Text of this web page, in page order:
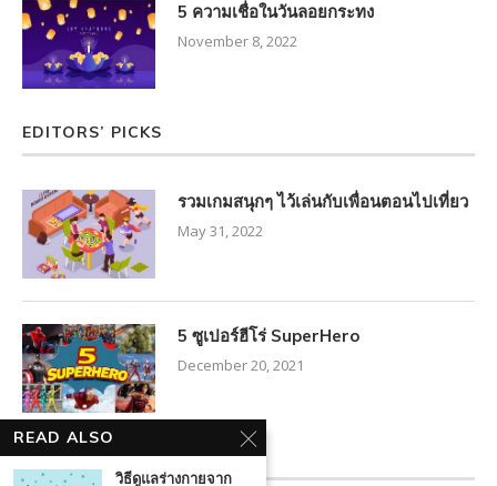
5 ความเชื่อในวันลอยกระทง
November 8, 2022
EDITORS’ PICKS
รวมเกมสนุกๆ ไว้เล่นกับเพื่อนตอนไปเที่ยว
May 31, 2022
5 ซูเปอร์ฮีโร่ SuperHero
December 20, 2021
FACEBOOK FEED
READ ALSO
วิธีดูแลร่างกายจาก